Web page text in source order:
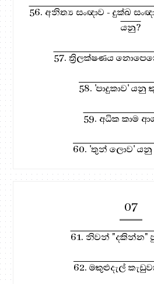
56. අනිත්‍ය සංඥාව - දුක්ඛ
යනු?
57. ත්‍රිලක්ෂණය
58. 'පාදුකාව' යනු
59. අධික කාම
60. 'තුන් ලොව' යනු
07
61. නිවන් "දකින්න"
62. මකුළුදැල්